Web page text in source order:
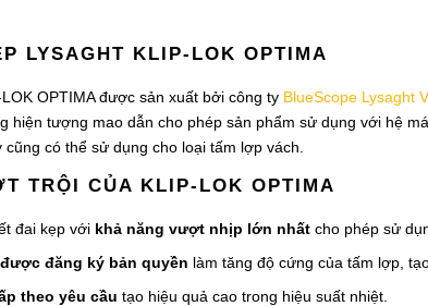
LYSAGHT KLIP-LOK OPTIMA
OPTIMA được sản xuất bởi công ty BlueScope Lysaght
hiện tượng mao dẫn cho phép sản phẩm sử dụng với hệ
có thể sử dụng cho loại tấm lợp vách.
TRỘI CỦA KLIP-LOK OPTIMA
đai kẹp với khả năng vượt nhịp lớn nhất cho phép sử
đăng ký bản quyền làm tăng độ cứng của tấm lợp,
theo yêu cầu tạo hiệu quả cao trong hiệu suất nhiệt.